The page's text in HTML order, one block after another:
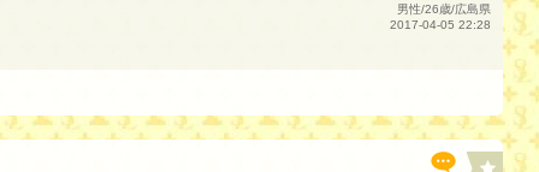
男性/26歳/広島県
2017-04-05 22:28